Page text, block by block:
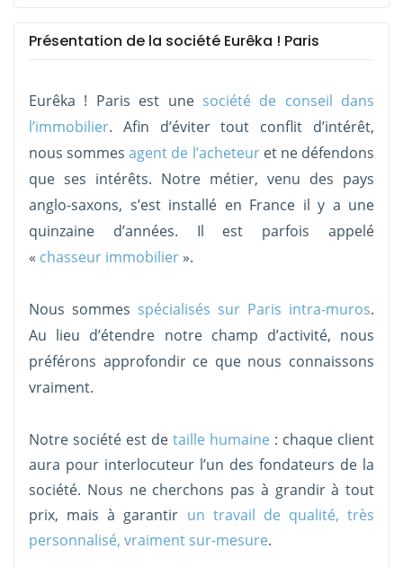
Présentation de la société Eurêka ! Paris
Eurêka ! Paris est une société de conseil dans
l’immobilier. Afin d’éviter tout conflit d’intérêt,
nous sommesagent de l’acheteur et ne défendons
que ses intérêts. Notre métier, venu des pays
anglo-saxons, s’est installé en France il y a une
quinzaine d’années. Il est parfois appelé
« chasseur immobilier ».
Nous sommes spécialisés sur Paris intra-muros.
Au lieu d’étendre notre champ d’activité, nous
préférons approfondir ce que nous connaissons
vraiment.
Notre société est de taille humaine : chaque client
aura pour interlocuteur l’un des fondateurs de la
société. Nous ne cherchons pas à grandir à tout
prix, mais à garantir un travail de qualité, très
personnalisé, vraiment sur-mesure.